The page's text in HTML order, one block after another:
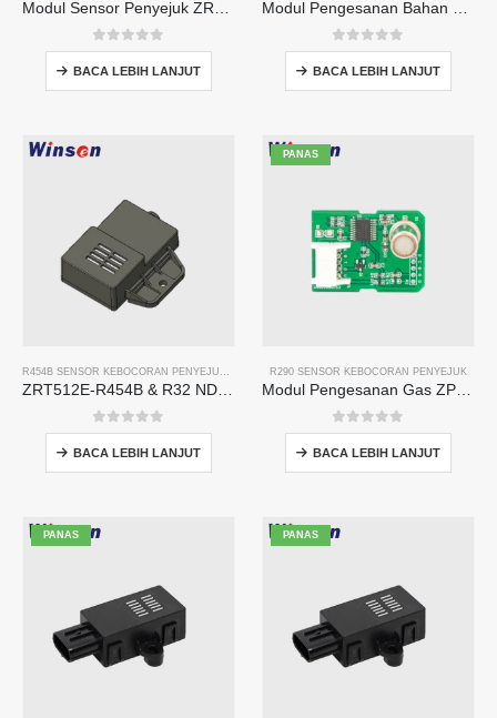
Modul Sensor Penyejuk ZRT510E-R290
0daripada 5
BACA LEBIH LANJUT
Modul Pengesanan Bahan Penyejuk Siri ZRT512
0daripada 5
BACA LEBIH LANJUT
R454B SENSOR KEBOCORAN PENYEJUK, SENSOR KEBOCORAN PENYEJUK R32
ZRT512E-R454B & R32 NDIR Refrigerant Detection Module, RS485 HVAC Sensor, UL/IEC Certified
0daripada 5
BACA LEBIH LANJUT
PANAS
R290 SENSOR KEBOCORAN PENYEJUK
Modul Pengesanan Gas ZP211-Sensor sensitiviti tinggi untuk pengesanan kebocoran penyejuk
0daripada 5
BACA LEBIH LANJUT
PANAS PANAS